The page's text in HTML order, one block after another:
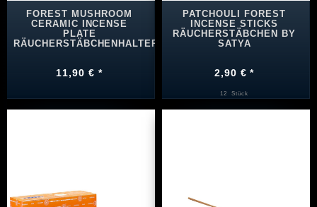
FOREST MUSHROOM
CERAMIC INCENSE
PLATE
RÄUCHERSTÄBCHENHALTER
11,90 € *
PATCHOULI FOREST
INCENSE STICKS
RÄUCHERSTÄBCHEN BY
SATYA
2,90 € *
12 Stück